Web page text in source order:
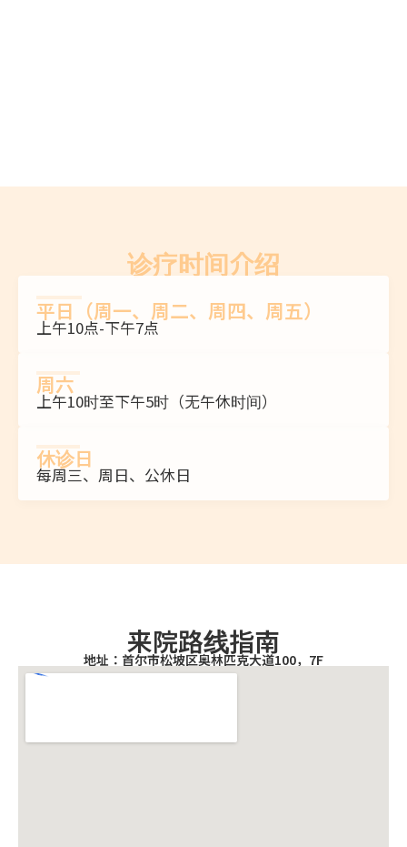
诊疗时间介绍
平日（周一、周二、周四、周五）
上午10点-下午7点
周六
上午10时至下午5时（无午休时间）
休诊日
每周三、周日、公休日
来院路线指南
地址：首尔市松坡区奥林匹克大道100，7F